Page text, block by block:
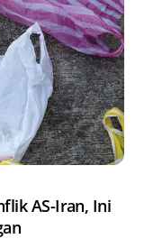
AS-Iran, Ini